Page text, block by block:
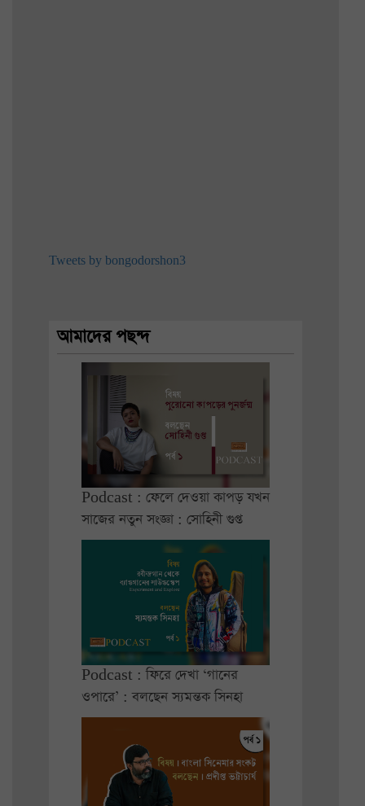
Tweets by bongodorshon3
আমাদের পছন্দ
Podcast : ফেলে দেওয়া কাপড় যখন
সাজের নতুন সংজ্ঞা : সোহিনী গুপ্ত
Podcast : ফিরে দেখা ‘গানের
ওপারে’ : বলছেন স্যমন্তক সিনহা